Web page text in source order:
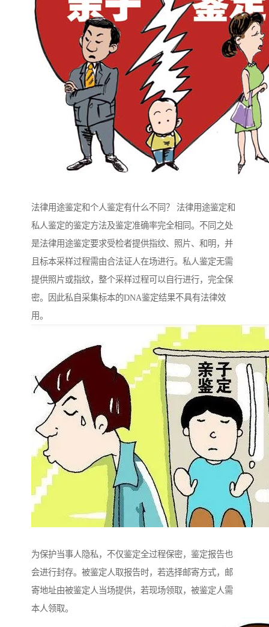
法律用途鉴定和个人鉴定有什么不同？ 法律用途鉴定和
私人鉴定的鉴定方法及鉴定准确率完全相同。不同之处
是法律用途鉴定要求受检者提供指纹、照片、和明，并
且标本采样过程需由合法证人在场进行。私人鉴定无需
提供照片或指纹，整个采样过程可以自行进行，完全保
密。因此私自采集标本的DNA鉴定结果不具有法律效
用。
为保护当事人隐私，不仅鉴定全过程保密，鉴定报告也
会进行封存。被鉴定人取报告时，若选择邮寄方式，邮
寄地址由被鉴定人当场提供，若现场领取，被鉴定人需
本人领取。